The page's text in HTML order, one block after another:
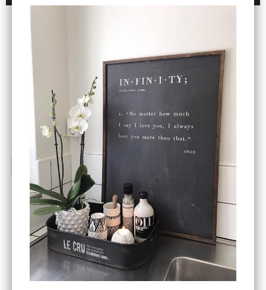
Cloudy kruka mini, vit
199 kr
KÖP
Bordslampa Mushroom
vit, Utomhus
House Doctor
-20%
Nicolas Vahé